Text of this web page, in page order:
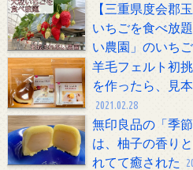
【三重県度会郡
いちごを食べ放
い農園」のいち
羊毛フェルト初
を作ったら、見
2021.02.28
無印良品の「季
は、柚子の香り
れてて癒された